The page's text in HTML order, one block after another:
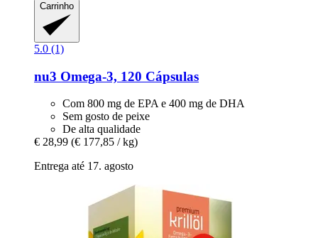
Carrinho
5.0 (1)
nu3 Omega-​3, 120 Cápsulas
Com 800 mg de EPA e 400 mg de DHA
Sem gosto de peixe
De alta qualidade
€ 28,99 (€ 177,85 / kg)
Entrega até 17. agosto